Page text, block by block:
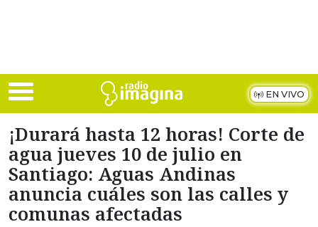
EN VIVO
¡Durará hasta 12 horas! Corte de
agua jueves 10 de julio en
Santiago: Aguas Andinas
anuncia cuáles son las calles y
comunas afectadas